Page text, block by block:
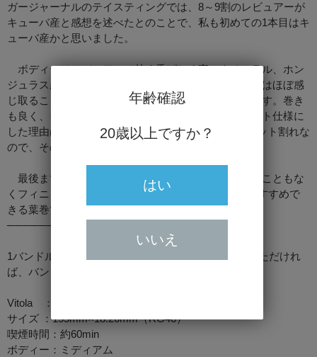
ガージャーナルのテイスティングでは、8～9割のレビュアーが
キューバ産と感想を述べたとのことで、私も初めての1本目はキ
ューバ産かと思いました。
ボディーはミディアムで甘く香ばしく実にナチュラル、ホン
ジュラス産と分かって吸ってみても、ノンキューバ感はほぼ感
じ取ることが出来ません。これは、本当に美味しいです。巻き
も良く、ラッパーの仕上げも美しいですね。アンカット仕様に
した理由は不明ですが、ラッパー割れの9割以上がフット割れな
ので、その対策なのかもしれません。
最後まで変化はあまりなく、雑味やえぐみが現れることもな
くフィニッシュ。キューバ産葉巻好きの方に100％おすすめで
きる葉巻です。ぜひ吸ってみてください。
───────────────
1バンドルは25本入りとなっています。25本ご注文いただけれ
ば、バンドル25本でお届けいたします。
Vitola ：少し長いコロナゴルダ
サイズ ：155mm×18.26mm（RG46）
喫煙時間：約60min
ボディー：ミディアム
年齢確認
20歳以上ですか？
はい
いいえ